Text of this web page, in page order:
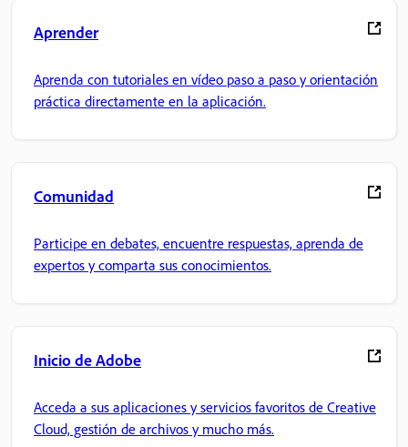
Aprender
Aprenda con tutoriales en vídeo paso a paso y orientación
práctica directamente en la aplicación.
Comunidad
Participe en debates, encuentre respuestas, aprenda de
expertos y comparta sus conocimientos.
Inicio de Adobe
Acceda a sus aplicaciones y servicios favoritos de Creative
Cloud, gestión de archivos y mucho más.